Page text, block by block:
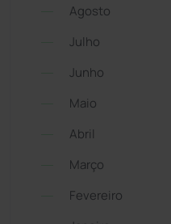
Agosto
Julho
Junho
Maio
Abril
Março
Fevereiro